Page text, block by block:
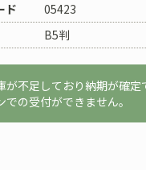
ド
05423
B5判
が不足しており納期が確定
での受付ができません。